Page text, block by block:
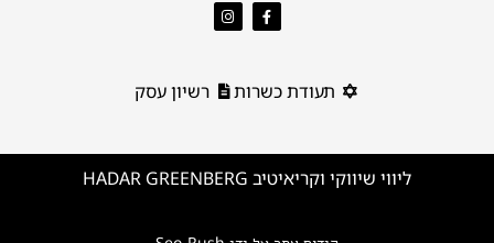
תעודת כשרות רשיון עסק
ליווי שיווקי וקריאיטיב HADAR GREENBERG